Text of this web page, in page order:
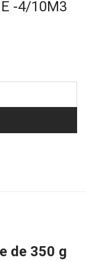
-4/10M3
de 350 g